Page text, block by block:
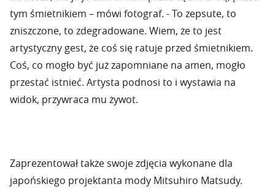
tym śmietnikiem – mówi fotograf. - To zepsute, to
zniszczone, to zdegradowane. Wiem, że to jest
artystyczny gest, że coś się ratuje przed śmietnikiem.
Coś, co mogło być już zapomniane na amen, mogło
przestać istnieć. Artysta podnosi to i wystawia na
widok, przywraca mu żywot.
Zaprezentował także swoje zdjęcia wykonane dla
japońskiego projektanta mody Mitsuhiro Matsudy.